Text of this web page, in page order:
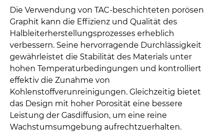
Die Verwendung von TAC-beschichteten porösen
Graphit kann die Effizienz und Qualität des
Halbleiterherstellungsprozesses erheblich
verbessern. Seine hervorragende Durchlässigkeit
gewährleistet die Stabilität des Materials unter
hohen Temperaturbedingungen und kontrolliert
effektiv die Zunahme von
Kohlenstoffverunreinigungen. Gleichzeitig bietet
das Design mit hoher Porosität eine bessere
Leistung der Gasdiffusion, um eine reine
Wachstumsumgebung aufrechtzuerhalten.